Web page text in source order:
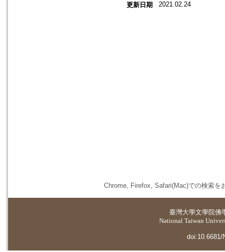
更新日期 2021.02.24
Chrome, Firefox, Safari(Mac)での検索を
臺灣大學文學院佛
National Taiwan
doi:10.6681/